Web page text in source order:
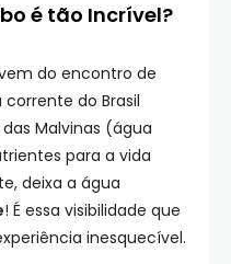
é tão Incrível?
do encontro de
do Brasil
Malvinas (água
para a vida
deixa a água
! É essa visibilidade que
inesquecível.